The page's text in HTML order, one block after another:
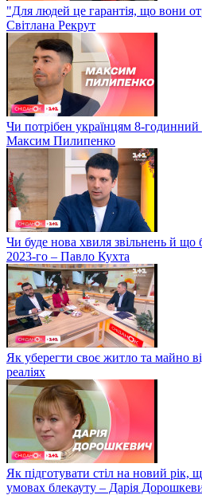
"Для людей це гарантія, що вони
Світлана Рекрут
Чи потрібен українцям 8-
Максим Пилипенко
Чи буде нова хвиля звільнень й що
2023-го – Павло Кухта
Як уберегти своє житло та майно
реаліях
Як підготувати стіл на новий рік,
умовах блекауту – Дарія